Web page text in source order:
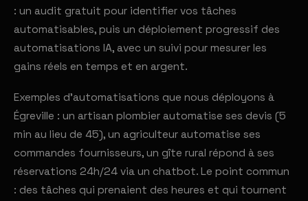
: un audit gratuit pour identifier vos tâches
automatisables, puis un déploiement progressif des
automatisations IA, avec un suivi pour mesurer les
gains réels en temps et en argent.
Exemples d'automatisations que nous déployons à
Égreville : un artisan plombier automatise ses devis (5
min au lieu de 45), un agriculteur automatise ses
commandes fournisseurs, un gîte rural répond à ses
réservations 24h/24 via un chatbot. Le point commun
: des tâches qui prenaient des heures et qui tournent